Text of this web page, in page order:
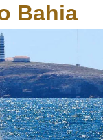
Bahia